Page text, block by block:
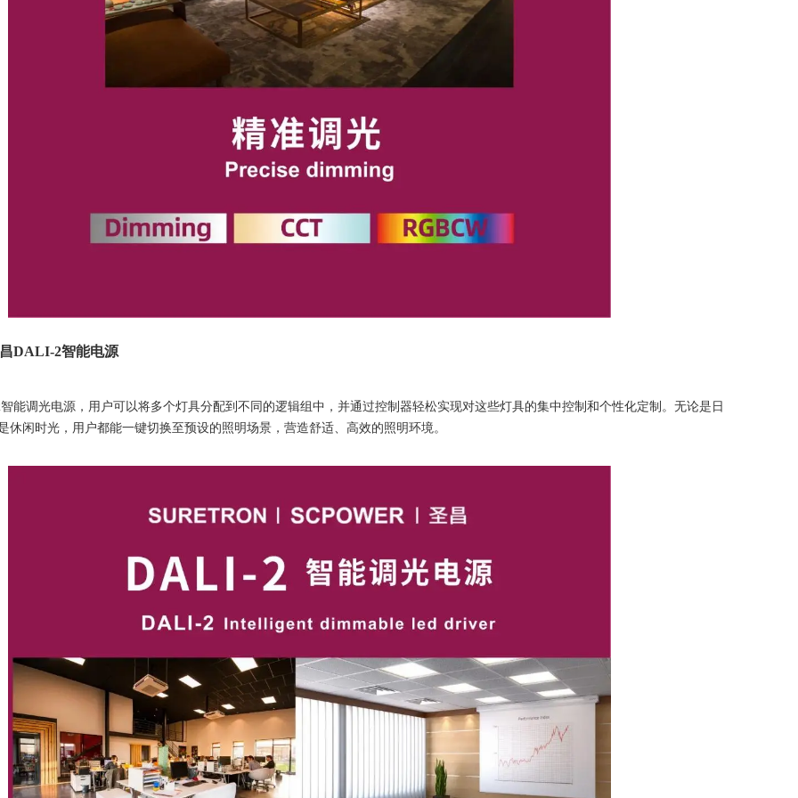
DALI-2智能电源
能调光电源，用户可以将多个灯具分配到不同的逻辑组中，并通过控制器轻松实现对这些灯具的集中控制和个性化定制。无论是日
休闲时光，用户都能一键切换至预设的照明场景，营造舒适、高效的照明环境。